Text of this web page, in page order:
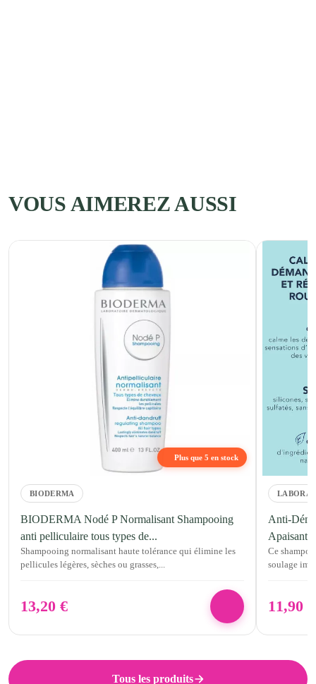
VOUS AIMEREZ AUSSI
Plus que 5 en stock
BIODERMA
BIODERMA Nodé P Normalisant Shampooing
anti pelliculaire tous types de...
Shampooing normalisant haute tolérance qui élimine les
pellicules légères, sèches ou grasses,...
13,20 €
Anti-
Apaisant
Ce
soulage
11,90
Tous les produits